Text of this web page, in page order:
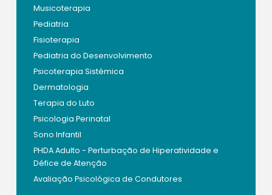
Musicoterapia
Pediatria
Fisioterapia
Pediatria do Desenvolvimento
Psicoterapia Sistémica
Dermatologia
Terapia do Luto
Psicologia Perinatal
Sono Infantil
PHDA Adulto - Perturbação de Hiperatividade e
Défice de Atenção
Avaliação Psicológica de Condutores